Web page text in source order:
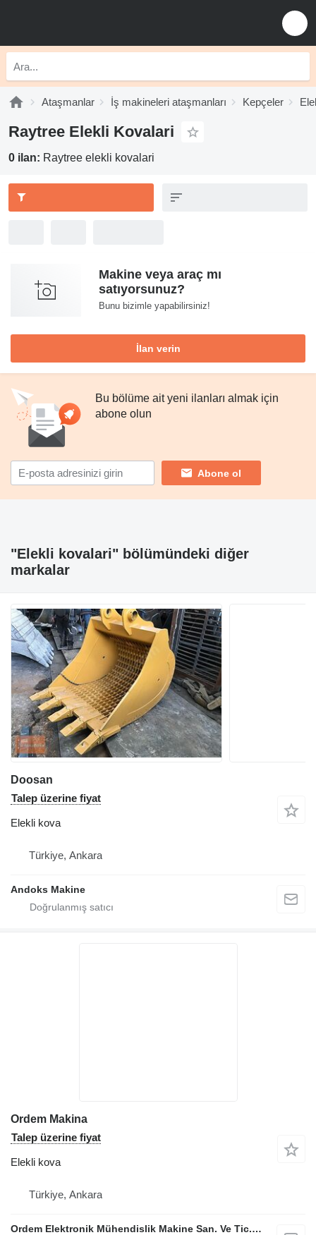
Ataşmanlar İş makineleri ataşmanları Kepçeler
Raytree Elekli Kovalari
0 ilan: Raytree elekli kovalari
Makine veya araç mı
satıyorsunuz?
Bunu bizimle yapabilirsiniz!
İlan verin
Bu bölüme ait yeni ilanları almak için
abone olun
Abone ol
"Elekli kovalari" bölümündeki diğer
markalar
Doosan
Talep üzerine fiyat
Elekli kova
Türkiye, Ankara
Andoks Makine
Ordem Makina
Talep üzerine fiyat
Elekli kova
Türkiye, Ankara
Ordem Elektronik Mühendislik Makine San. Ve Tic. Ltd. Şti.